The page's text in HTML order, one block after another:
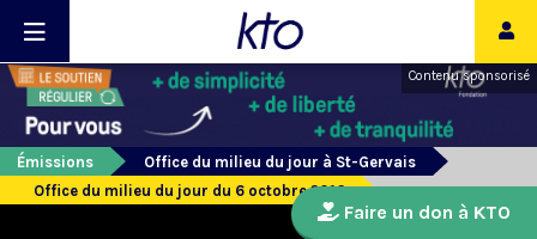
Contenu sponsorisé
Émissions
Office du milieu du jour à St-Gervais
Office du milieu du jour du 6 octobre 2016
Faire un don à KTO